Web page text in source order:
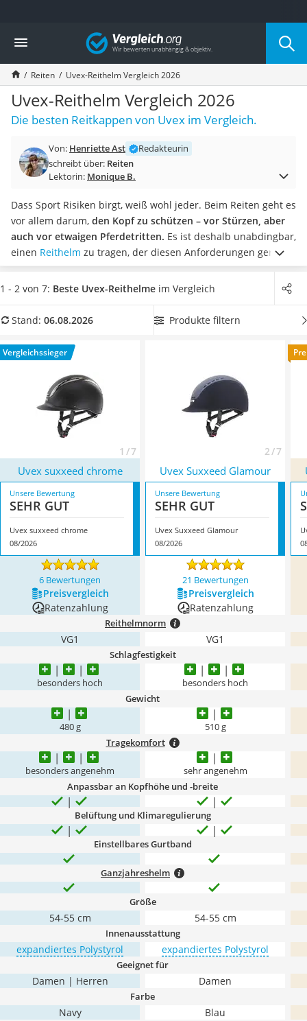
Die beliebtesten Vergleiche nach Kategorie
Freizeit & Sport
Gartentrampolin
Trampolin
Metalldetektor
Eufab-Fahrradträger
Trampolin 366 cm
Aluminium-Koffer
Futterboot
E-Bike-Dreirad
Trekkingschuhe Herren
Reisetasche mit Rollen
Klimmzugstation
Koffer
Nachtsichtgerät
Handgepäck-Koffer
Wanderschuhe Herren
Sicherheitsweste Reiten
Vergleich
Reiten Uvex-Reithelm Vergleich 2026
Uvex-Reithelm Vergleich 2026
Die besten Reitkappen von Uvex im Vergleich.
Von: Henriette Ast
Redakteurin
schreibt über: Reiten
Lektorin: Monique B.
Dass Sport Risiken birgt, weiß wohl jeder. Beim Reiten geht es
vor allem darum, den Kopf zu schützen – vor Stürzen, aber
auch vor etwaigen Pferdetritten. Es ist deshalb unabdingbar,
einen Reithelm zu tragen, der diesen Anforderungen gerecht
wird. Uvex ist eine bekannte Marke und sehr beliebt bei
Pferdehaltern. Wählen Sie jetzt aus unserer Vergleichstabelle
darüber hinaus angenehm zu tragen ist.Wir stellen Ihnen
haben. Überzeugt hat uns hier im August 2026 besonders
das ModellUvex suxxeed chrome mit seinen Eigenschaften.
1 - 2 von 7: Beste Uvex-Reithelme im Vergleich
Stand: 06.08.2026 Produkte filtern
Vergleichssieger
1 / 7 2 / 7
Uvex suxxeed chrome Uvex Suxxeed Glamour
Unsere Bewertung
SEHR GUT
Uvex suxxeed chrome
08/2026
Unsere Bewertung
SEHR GUT
Uvex Suxxeed Glamour
08/2026
6 Bewertungen 21 Bewertungen
Preis­vergleich
Preis­vergleich
Ratenzahlung
Ratenzahlung
Reithelmnorm
VG1 VG1
Schlagfestigkeit
besonders hoch besonders hoch
Gewicht
480 g 510 g
Tragekomfort
besonders angenehm sehr angenehm
Anpassbar an Kopfhöhe und -breite
Belüftung und Klimaregulierung
Einstellbares Gurtband
Ganzjahreshelm
Größe
54-55 cm 54-55 cm
Innenausstattung
expandiertes Polystyrol expandiertes Polystyrol
Geeignet für
Damen | Herren Damen
Farbe
Navy Blau